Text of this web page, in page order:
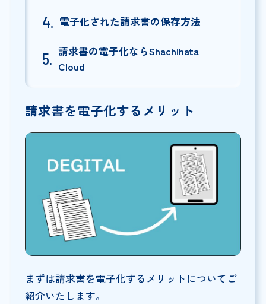
電子化された請求書の保存方法
請求書の電子化ならShachihata
Cloud
請求書を電子化するメリット
まずは請求書を電子化するメリットについてご
紹介いたします。